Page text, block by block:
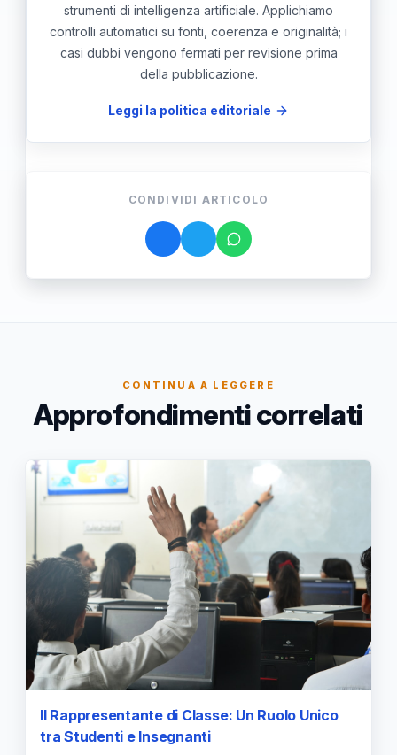
strumenti di intelligenza artificiale. Applichiamo
controlli automatici su fonti, coerenza e originalità; i
casi dubbi vengono fermati per revisione prima
della pubblicazione.
Leggi la politica editoriale
CONDIVIDI ARTICOLO
CONTINUA A LEGGERE
Approfondimenti correlati
Il Rappresentante di Classe: Un Ruolo Unico
tra Studenti e Insegnanti